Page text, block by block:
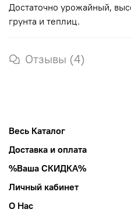
Достаточно урожайный,
грунта и теплиц.
Отзывы (4)
Весь Каталог
Доставка и оплата
%Ваша СКИДКА%
Личный кабинет
О Нас